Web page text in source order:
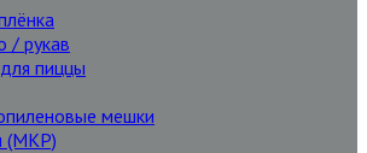
/ рукав
пиццы
мешки
(МКР)